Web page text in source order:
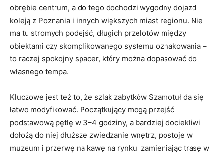
obrębie centrum, a do tego dochodzi wygodny dojazd
koleją z Poznania i innych większych miast regionu. Nie
ma tu stromych podejść, długich przelotów między
obiektami czy skomplikowanego systemu oznakowania –
to raczej spokojny spacer, który można dopasować do
własnego tempa.
Kluczowe jest też to, że szlak zabytków Szamotuł da się
łatwo modyfikować. Początkujący mogą przejść
podstawową pętlę w 3–4 godziny, a bardziej dociekliwi
dołożą do niej dłuższe zwiedzanie wnętrz, postoje w
muzeum i przerwę na kawę na rynku, zamieniając trasę w